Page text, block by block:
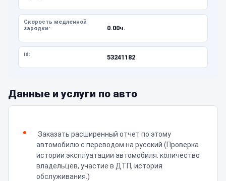
Скорость медленной
зарядки:
0.00ч.
id: 53241182
Данные и услуги по авто
Заказать расширенный отчет по этому
автомобилю с переводом на русский (Проверка
истории эксплуатации автомобиля: количество
владельцев, участие в ДТП, история
обслуживания.)